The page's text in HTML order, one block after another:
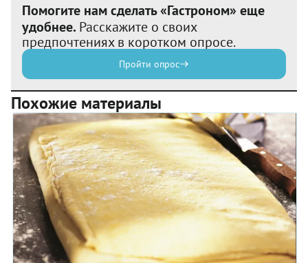
Помогите нам сделать «Гастроном» еще
удобнее. Расскажите о своих
предпочтениях в коротком опросе.
Пройти опрос
Похожие материалы